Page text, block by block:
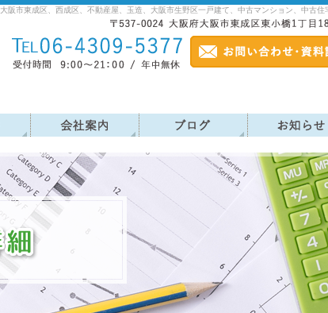
大阪市東成区、西成区、不動産屋、玉造、大阪市生野区一戸建て、中古マンション、中古住